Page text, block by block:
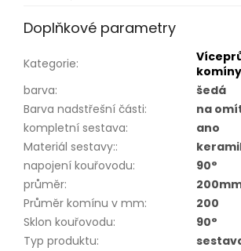
Doplňkové parametry
Kategorie:
komíny
barva:
šedá
Barva nadstřešní části:
na
kompletní sestava:
ano
Materiál sestavy::
napojení kouřovodu:
90°
průměr:
Průměr komínu v mm:
200
Sklon kouřovodu:
90°
Typ produktu: